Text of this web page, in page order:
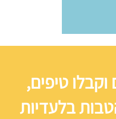
טיפים,
בלעדיות